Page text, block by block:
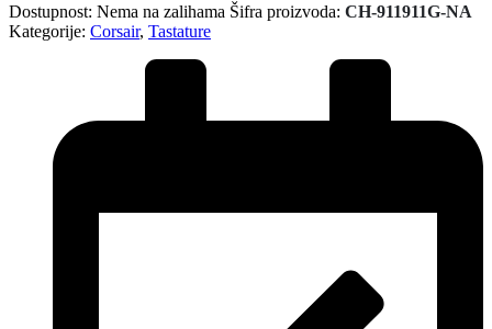
Dostupnost: Nema na zalihama Šifra proizvoda: CH-911911G-NA
Kategorije: Corsair, Tastature